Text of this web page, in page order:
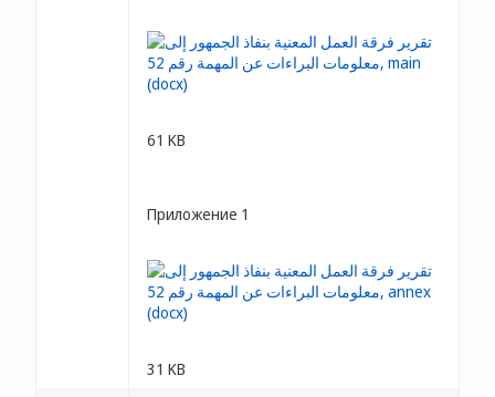
61 KB
Приложение 1
31 KB